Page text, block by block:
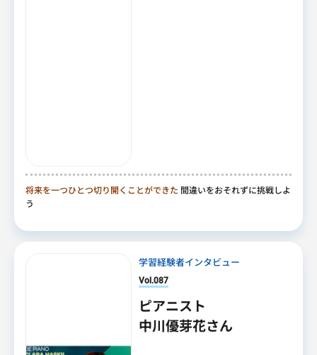
将来を一つひとつ切り開くことができた 間違いをおそれずに挑戦しよ
う
学習経験者インタビュー
Vol.087
ピアニスト
中川優芽花さん